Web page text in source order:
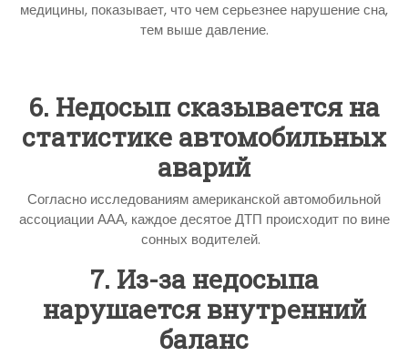
медицины, показывает, что чем серьезнее нарушение сна,
тем выше давление.
6. Недосып сказывается на
статистике автомобильных
аварий
Согласно исследованиям американской автомобильной
ассоциации ААА, каждое десятое ДТП происходит по вине
сонных водителей.
7. Из-за недосыпа
нарушается внутренний
баланс